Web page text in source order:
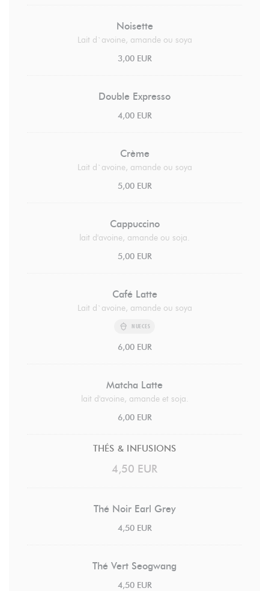
Noisette
Lait d`avoine, amande ou soya
3,00 EUR
Double Expresso
4,00 EUR
Crème
Lait d`avoine, amande ou soya
5,00 EUR
Cappuccino
lait d'avoine, amande ou soja.
5,00 EUR
Café Latte
Lait d`avoine, amande ou soya
NUECES
6,00 EUR
Matcha Latte
lait d'avoine, amande et soja.
6,00 EUR
THÉS & INFUSIONS
4,50 EUR
Thé Noir Earl Grey
4,50 EUR
Thé Vert Seogwang
4,50 EUR